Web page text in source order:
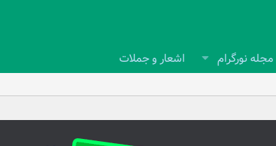
مجله نورگرام اشعار و جملات